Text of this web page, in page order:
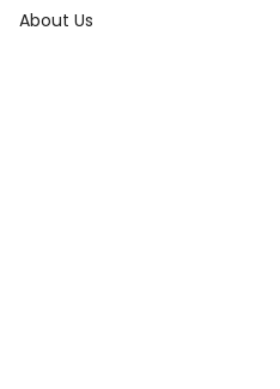
About Us